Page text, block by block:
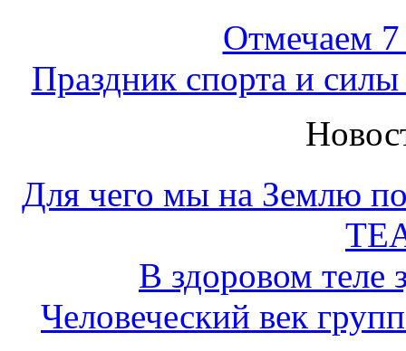
Отмечаем 7
Праздник спорта и
Для чего мы на Землю
В здоровом теле
Человеческий век